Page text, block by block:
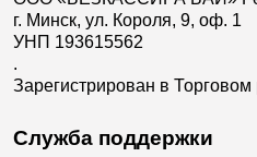
г. Минск, ул. Короля, 9, оф. 1
УНП 193615562
.
Зарегистрирован в
Служба поддержки